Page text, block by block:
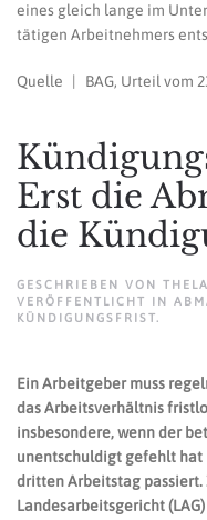
eines gleich lange im
tätigen Arbeitnehmers
Quelle | BAG, Urteil vom
Erst die
die
GESCHRIEBEN VON
VERÖFFENTLICHT IN
KÜNDIGUNGSFRIST.
Ein Arbeitgeber muss
das Arbeitsverhältnis
insbesondere, wenn der
unentschuldigt gefehlt hat
dritten Arbeitstag passiert.
Landesarbeitsgericht